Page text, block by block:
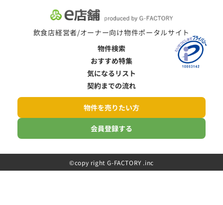
飲食店経営者/オーナー向け物件ポータルサイト
物件検索
おすすめ特集
気になるリスト
契約までの流れ
物件を売りたい方
会員登録する
©️copy right G-FACTORY .inc